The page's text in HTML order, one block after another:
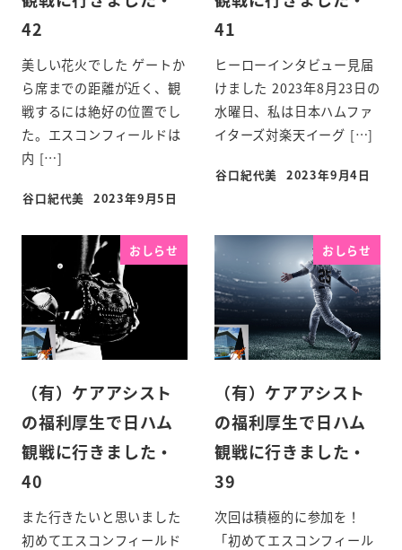
42
美しい花火でした ゲートか
ら席までの距離が近く、観
戦するには絶好の位置でし
た。エスコンフィールドは
内 […]
谷口紀代美 2023年9月5日
41
ヒーローインタビュー見届
けました 2023年8月23日の
水曜日、私は日本ハムファ
イターズ対楽天イーグ […]
谷口紀代美 2023年9月4日
おしらせ
（有）ケアアシスト
の福利厚生で日ハム
観戦に行きました・
40
また行きたいと思いました
初めてエスコンフィールド
おしらせ
（有）ケアアシスト
の福利厚生で日ハム
観戦に行きました・
39
次回は積極的に参加を！
「初めてエスコンフィール